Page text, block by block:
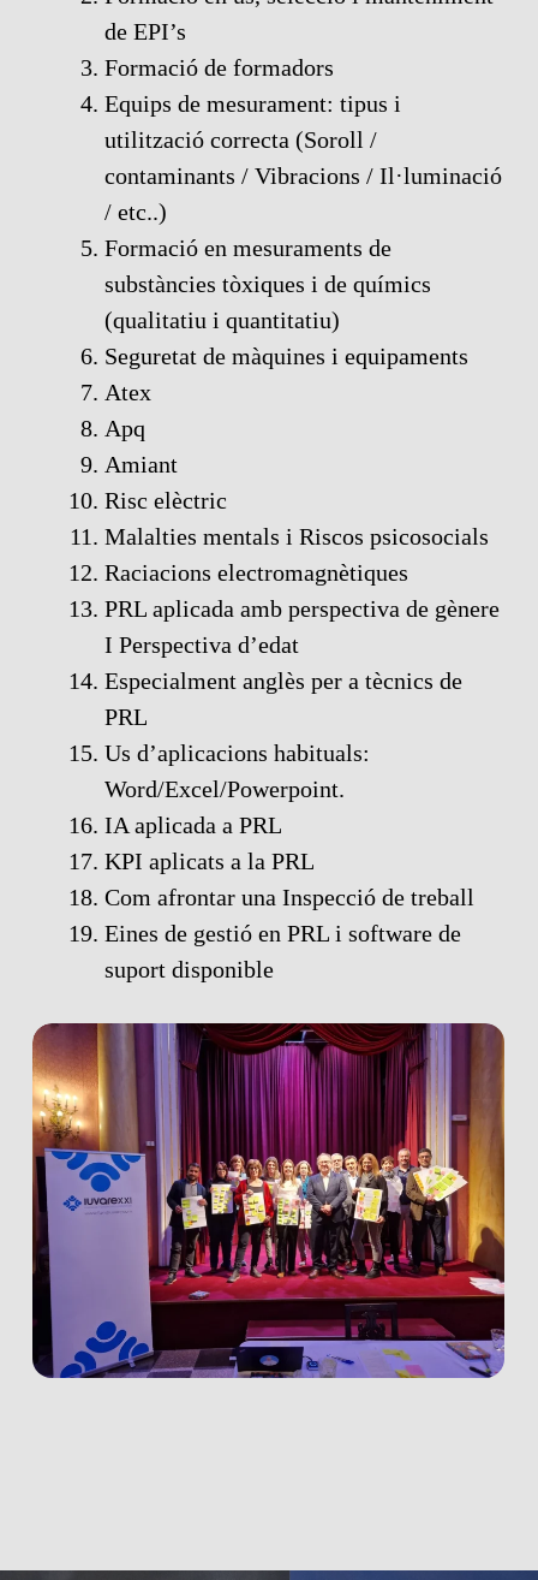
de EPI’s
Formació de formadors
Equips de mesurament: tipus i
utilització correcta (Soroll /
contaminants / Vibracions / Il·luminació
/ etc..)
Formació en mesuraments de
substàncies tòxiques i de químics
(qualitatiu i quantitatiu)
Seguretat de màquines i equipaments
Atex
Apq
Amiant
Risc elèctric
Malalties mentals i Riscos psicosocials
Raciacions electromagnètiques
PRL aplicada amb perspectiva de gènere
I Perspectiva d’edat
Especialment anglès per a tècnics de
PRL
Us d’aplicacions habituals:
Word/Excel/Powerpoint.
IA aplicada a PRL
KPI aplicats a la PRL
Com afrontar una Inspecció de treball
Eines de gestió en PRL i software de
suport disponible